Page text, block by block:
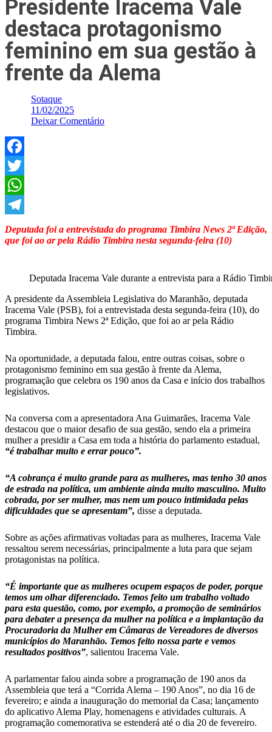
Presidente Iracema Vale
destaca protagonismo
feminino em sua gestão à
frente da Alema
Sotaque
11/02/2025
Deixar Comentário
Facebook
Twitter
WhatsApp
Telegram
Deputada foi a entrevistada do programa Timbira News 2ª Edição,
que foi ao ar pela Rádio Timbira nesta segunda-feira (10)
Deputada Iracema Vale durante a entrevista para a Rádio
A presidente da Assembleia Legislativa do Maranhão, deputada
Iracema Vale (PSB), foi a entrevistada desta segunda-feira (10), do
programa Timbira News 2ª Edição, que foi ao ar pela Rádio
Timbira.
Na oportunidade, a deputada falou, entre outras coisas, sobre o
protagonismo feminino em sua gestão à frente da Alema,
programação que celebra os 190 anos da Casa e início dos trabalhos
legislativos.
Na conversa com a apresentadora Ana Guimarães, Iracema Vale
destacou que o maior desafio de sua gestão, sendo ela a primeira
mulher a presidir a Casa em toda a história do parlamento estadual,
“é trabalhar muito e errar pouco”.
“A cobrança é muito grande para as mulheres, mas tenho 30 anos
de estrada na política, um ambiente ainda muito masculino. Muito
cobrada, por ser mulher, mas nem um pouco intimidada pelas
dificuldades que se apresentam”, disse a deputada.
Sobre as ações afirmativas voltadas para as mulheres, Iracema Vale
ressaltou serem necessárias, principalmente a luta para que sejam
protagonistas na política.
“É importante que as mulheres ocupem espaços de poder, porque
temos um olhar diferenciado. Temos feito um trabalho voltado
para esta questão, como, por exemplo, a promoção de seminários
para debater a presença da mulher na política e a implantação da
Procuradoria da Mulher em Câmaras de Vereadores de diversos
municípios do Maranhão. Temos feito nossa parte e vemos
resultados positivos”, salientou Iracema Vale.
A parlamentar falou ainda sobre a programação de 190 anos da
Assembleia que terá a “Corrida Alema – 190 Anos”, no dia 16 de
fevereiro; e ainda a inauguração do memorial da Casa; lançamento
do aplicativo Alema Play, homenagens e atividades culturais. A
programação comemorativa se estenderá até o dia 20 de fevereiro.